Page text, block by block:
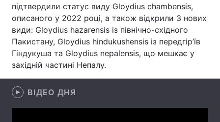
Відео з Youtube Статті
Інтерв'ю Думки
Архів Вакансії
Контакти
підтвердили статус виду Gloydius chambensis,
описаного у 2022 році, а також відкрили 3 нових
види: Gloydius hazarensis із північно-східного
Пакистану, Gloydius hindukushensis із передгір’їв
Гіндукуша та Gloydius nepalensis, що мешкає у
західній частині Непалу.
ВІДЕО ДНЯ